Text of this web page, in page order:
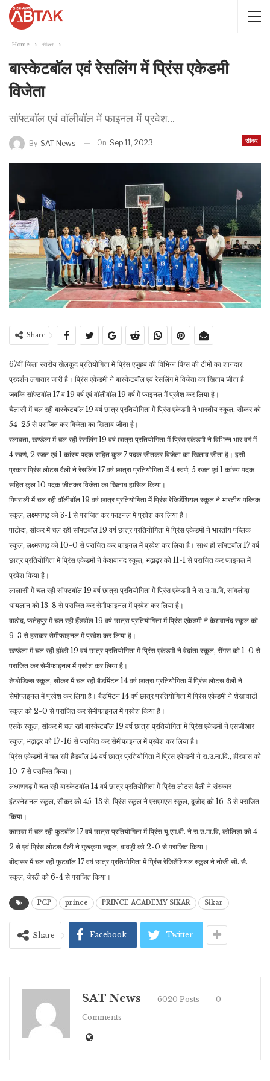
Home सीकर
बास्केटबॉल एवं रेसलिंग में प्रिंस एकेडमी
विजेता
साॅफ्टबाॅल एवं वॉलीबॉल में फाइनल में प्रवेश...
सीकर
By SAT News On Sep 11, 2023
Share
67वीं जिला स्तरीय खेलकूद प्रतियोगिता में प्रिंस एजुहब की विभिन्न विंग्स की टीमों का शानदार
प्रदर्शन लगातार जारी है। प्रिंस एकेडमी ने बास्केटबॉल एवं रेसलिंग में विजेता का खिताब जीता है
जबकि साॅफ्टबाॅल 17 व 19 वर्ष एवं वाॅलीबाॅल 19 वर्ष में फाइनल में प्रवेश कर लिया है।
चैलासी में चल रही बास्केटबॉल 19 वर्ष छात्र प्रतियोगिता में प्रिंस एकेडमी ने भारतीय स्कूल, सीकर को
54-25 से पराजित कर विजेता का खिताब जीता है।
रलावता, खण्डेला में चल रही रेसलिंग 19 वर्ष छात्रा प्रतियोगिता में प्रिंस एकेडमी ने विभिन्न भार वर्ग में
4 स्वर्ण, 2 रजत एवं 1 कांस्य पदक सहित कुल 7 पदक जीतकर विजेता का खिताब जीता है। इसी
प्रकार प्रिंस लोटस वैली ने रेसलिंग 17 वर्ष छात्रा प्रतियोगिता में 4 स्वर्ण, 5 रजत एवं 1 कांस्य पदक
सहित कुल 10 पदक जीतकर विजेता का खिताब हासिल किया।
पिपराली में चल रही वाॅलीबाॅल 19 वर्ष छात्र प्रतियोगिता में प्रिंस रेजिडेंशियल स्कूल ने भारतीय पब्लिक
स्कूल, लक्ष्मणगढ़ को 3-1 से पराजित कर फाइनल में प्रवेश कर लिया है।
पाटोदा, सीकर में चल रही साॅफ्टबाॅल 19 वर्ष छात्र प्रतियोगिता में प्रिंस एकेडमी ने भारतीय पब्लिक
स्कूल, लक्ष्मणगढ़ को 10-0 से पराजित कर फाइनल में प्रवेश कर लिया है। साथ ही साॅफ्टबाॅल 17 वर्ष
छात्र प्रतियोगिता में प्रिंस एकेडमी ने केशवानंद स्कूल, भढ़ाढ़र को 11-1 से पराजित कर फाइनल में
प्रवेश किया है।
लालासी में चल रही साॅफ्टबाॅल 19 वर्ष छात्रा प्रतियोगिता में प्रिंस एकेडमी ने रा.उ.मा.वि, सांवलोदा
धायलान को 13-8 से पराजित कर सेमीफाइनल में प्रवेश कर लिया है।
बाठोद, फतेहपुर में चल रही हैंडबॉल 19 वर्ष छात्रा प्रतियोगिता में प्रिंस एकेडमी ने केशवानंद स्कूल को
9-3 से हराकर सेमीफाइनल में प्रवेश कर लिया है।
खण्डेला में चल रही हॉकी 19 वर्ष छात्र प्रतियोगिता में प्रिंस एकेडमी ने वेदांता स्कूल, रींगस को 1-0 से
पराजित कर सेमीफाइनल में प्रवेश कर लिया है।
डेफोडिल्स स्कूल, सीकर में चल रही बैडमिंटन 14 वर्ष छात्रा प्रतियोगिता में प्रिंस लोटस वैली ने
सेमीफाइनल में प्रवेश कर लिया है। बैडमिंटन 14 वर्ष छात्र प्रतियोगिता में प्रिंस एकेडमी ने शेखावाटी
स्कूल को 2-0 से पराजित कर सेमीफाइनल में प्रवेश किया है।
एसके स्कूल, सीकर में चल रही बास्केटबाॅल 19 वर्ष छात्रा प्रतियोगिता में प्रिंस एकेडमी ने एसजीआर
स्कूल, भढ़ाढ़र को 17-16 से पराजित कर सेमीफाइनल में प्रवेश कर लिया है।
प्रिंस एकेडमी में चल रही हैंडबाॅल 14 वर्ष छात्र प्रतियोगिता में प्रिंस एकेडमी ने रा.उ.मा.वि., हीरवास को
10-7 से पराजित किया।
लक्ष्मणगढ़ में चल रही बास्केटबाॅल 14 वर्ष छात्र प्रतियोगिता में प्रिंस लोटस वैली ने संस्कार
इंटरनेशनल स्कूल, सीकर को 45-13 से, प्रिंस स्कूल ने एसएमएस स्कूल, दूजोद को 16-3 से पराजित
किया।
काछवा में चल रही फुटबॉल 17 वर्ष छात्रा प्रतियोगिता में प्रिंस यू.एम.वी. ने रा.उ.मा.वि, कोलिड़ा को 4-
2 से एवं प्रिंस लोटस वैली ने गुरूकृपा स्कूल, बावड़ी को 2-0 से पराजित किया।
बीदासर में चल रही फुटबॉल 17 वर्ष छात्र प्रतियोगिता में प्रिंस रेजिडेंशियल स्कूल ने नोजी सी. सै.
स्कूल, जेरठी को 6-4 से पराजित किया।
PCP prince PRINCE ACADEMY SIKAR Sikar
Share Facebook Twitter
SAT News 6020 Posts
0
Comments